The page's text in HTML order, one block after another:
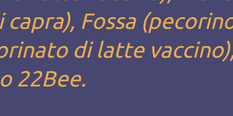
Fossa
di latte
22Bee.